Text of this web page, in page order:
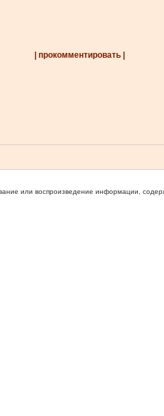
| прокомментировать |
или воспроизведение информации,